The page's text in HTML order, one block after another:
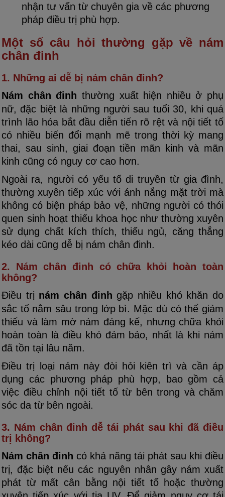
nhận tư vấn từ chuyên gia về các phương
pháp điều trị phù hợp.
Một số câu hỏi thường gặp về nám
chân đinh
1. Những ai dễ bị nám chân đinh?
Nám chân đinh thường xuất hiện nhiều ở phụ
nữ, đặc biệt là những người sau tuổi 30, khi quá
trình lão hóa bắt đầu diễn tiến rõ rệt và nội tiết tố
có nhiều biến đổi mạnh mẽ trong thời kỳ mang
thai, sau sinh, giai đoạn tiền mãn kinh và mãn
kinh cũng có nguy cơ cao hơn.
Ngoài ra, người có yếu tố di truyền từ gia đình,
thường xuyên tiếp xúc với ánh nắng mặt trời mà
không có biện pháp bảo vệ, những người có thói
quen sinh hoạt thiếu khoa học như thường xuyên
sử dụng chất kích thích, thiếu ngủ, căng thẳng
kéo dài cũng dễ bị nám chân đinh.
2. Nám chân đinh có chữa khỏi hoàn toàn
không?
Điều trị nám chân đinh gặp nhiều khó khăn do
sắc tố nằm sâu trong lớp bì. Mặc dù có thể giảm
thiểu và làm mờ nám đáng kể, nhưng chữa khỏi
hoàn toàn là điều khó đảm bảo, nhất là khi nám
đã tồn tại lâu năm.
Điều trị loại nám này đòi hỏi kiên trì và cần áp
dụng các phương pháp phù hợp, bao gồm cả
việc điều chỉnh nội tiết tố từ bên trong và chăm
sóc da từ bên ngoài.
3. Nám chân đinh dễ tái phát sau khi đã điều
trị không?
Nám chân đinh có khả năng tái phát sau khi điều
trị, đặc biệt nếu các nguyên nhân gây nám xuất
phát từ mất cân bằng nội tiết tố hoặc thường